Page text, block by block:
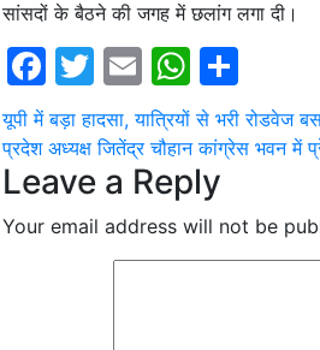
सांसदों के बैठने की जगह में छलांग लगा दी।
Facebook
Twitter
Email
Post
navigation
यूपी में बड़ा हादसा, यात्रियों से भरी रोडवेज
प्रदेश अध्यक्ष जितेंद्र चौहान कांग्रेस भवन में
Leave a Reply
Your email address will not be